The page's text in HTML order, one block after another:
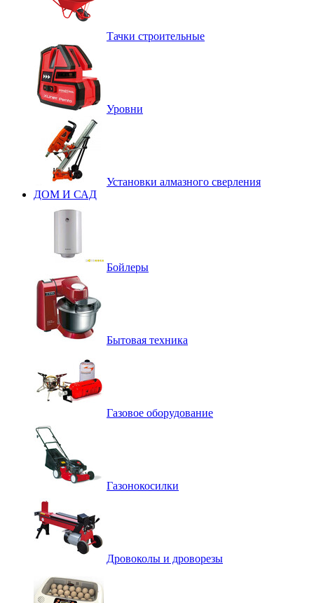
Тачки строительные
Уровни
Установки алмазного сверления
ДОМ И САД
Бойлеры
Бытовая техника
Газовое оборудование
Газонокосилки
Дровоколы и дроворезы